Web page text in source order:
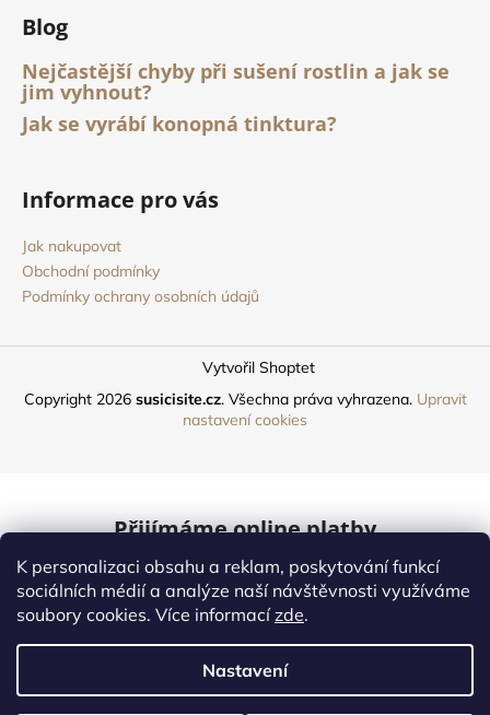
K personalizaci obsahu a reklam, poskytování funkcí
sociálních médií a analýze naší návštěvnosti využíváme
soubory cookies. Více informacízde.
Nastavení
Blog
Nejčastější chyby při sušení rostlin a jak se
jim vyhnout?
Jak se vyrábí konopná tinktura?
Informace pro vás
Jak nakupovat
Obchodní podmínky
Podmínky ochrany osobních údajů
Vytvořil Shoptet
Copyright 2026 susicisite.cz. Všechna práva vyhrazena. Upravit
nastavení cookies
Přijímáme online platby
Mastercard
Online platby
Naši dopravci